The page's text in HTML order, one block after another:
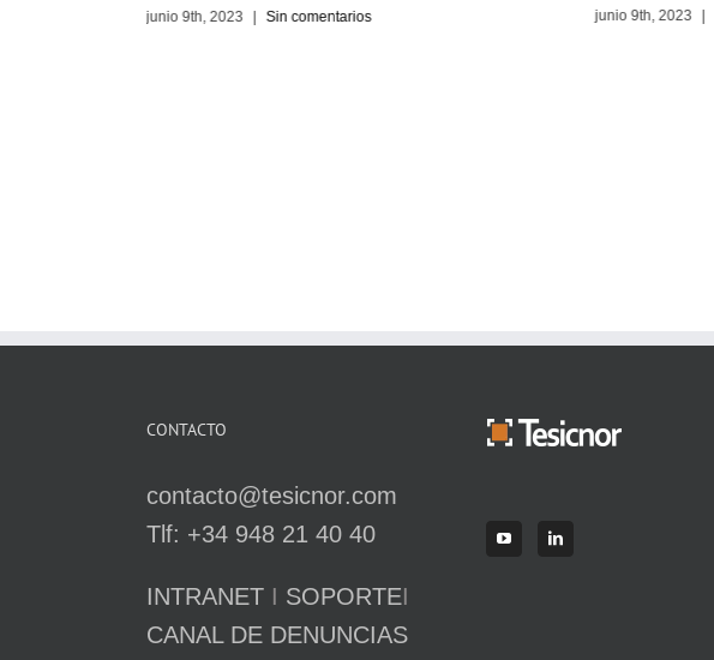
junio 9th, 2023 | Sin comentarios junio 9th, 2023
CONTACTO
contacto@tesicnor.com
Tlf: +34 948 21 40 40
INTRANET I SOPORTEI
CANAL DE DENUNCIAS